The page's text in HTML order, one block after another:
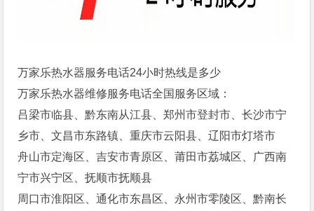
万家乐热水器服务电话24小时热线是多少
万家乐热水器维修服务电话全国服务区域：
吕梁市临县、黔东南从江县、郑州市登封市、长沙市宁
乡市、文昌市东路镇、重庆市云阳县、辽阳市灯塔市
舟山市定海区、吉安市青原区、莆田市荔城区、广西南
宁市兴宁区、抚顺市抚顺县
周口市淮阳区、通化市东昌区、永州市零陵区、黔南长